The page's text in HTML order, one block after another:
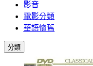
影音
電影分類
華語懷舊
分類